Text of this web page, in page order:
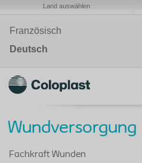
Land auswählen
Französisch
Deutsch
Wundversorgung
Fachkraft Wunden